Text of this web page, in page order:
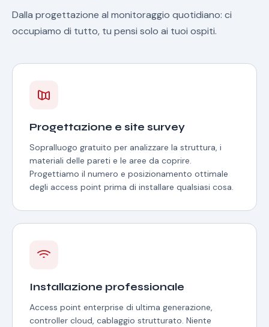
Dalla progettazione al monitoraggio quotidiano: ci
occupiamo di tutto, tu pensi solo ai tuoi ospiti.
Progettazione e site survey
Sopralluogo gratuito per analizzare la struttura, i
materiali delle pareti e le aree da coprire.
Progettiamo il numero e posizionamento ottimale
degli access point prima di installare qualsiasi cosa.
Installazione professionale
Access point enterprise di ultima generazione,
controller cloud, cablaggio strutturato. Niente